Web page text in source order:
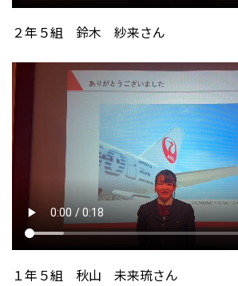
２年５組 鈴木 紗来さん
１年５組 秋山 未来琉さん